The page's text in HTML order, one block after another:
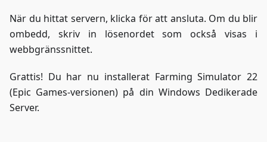
När du hittat servern, klicka för att ansluta. Om du blir
ombedd, skriv in lösenordet som också visas i
webbgränssnittet.
Grattis! Du har nu installerat Farming Simulator 22
(Epic Games-versionen) på din Windows Dedikerade
Server.